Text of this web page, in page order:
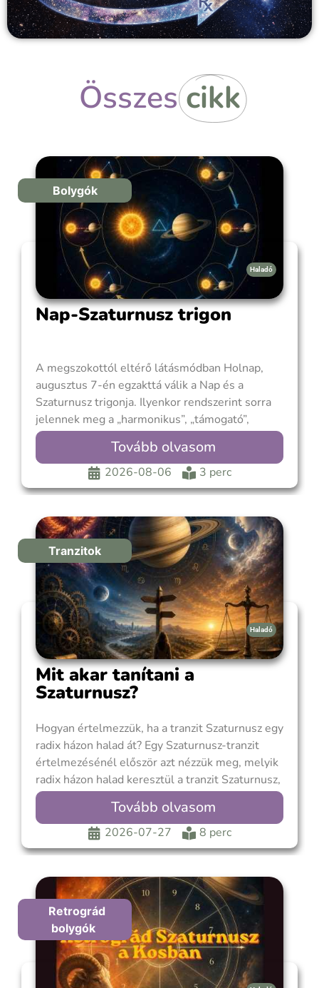
Összes cikk
Bolygók
Haladó
Nap-Szaturnusz trigon
A megszokottól eltérő látásmódban Holnap,
augusztus 7-én egzakttá válik a Nap és a
Szaturnusz trigonja. Ilyenkor rendszerint sorra
jelennek meg a „harmonikus”, „támogató”,
„sikeres” Nap-Szaturnusz aspektusról szóló
értelmezések. Csakhogy van itt valami fontos,
amit szerintem nem érdemes figyelmen kívül
hagyni. A Nap és a Szaturnusz ebben a ciklusban
Tovább olvasom
2026-08-06 3 perc
Tranzitok
Haladó
Mit akar tanítani a
Szaturnusz?
Hogyan értelmezzük, ha a tranzit Szaturnusz egy
radix házon halad át? Egy Szaturnusz-tranzit
értelmezésénél először azt nézzük meg, melyik
radix házon halad keresztül a tranzit Szaturnusz,
majd megvizsgáljuk, milyen egyéb radix
életterületeket érint a fényszögeivel. 1.
Megnézzük, melyik radix házon halad át a tranzit
Szaturnusz.Ez az a fő életterület, ahol
Tovább olvasom
2026-07-27 8 perc
Retrográd
bolygók